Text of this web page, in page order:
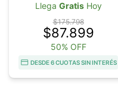
Llega GratisHoy
$175.798
$87.899
50% OFF
DESDE 6 CUOTAS SIN INTERÉS